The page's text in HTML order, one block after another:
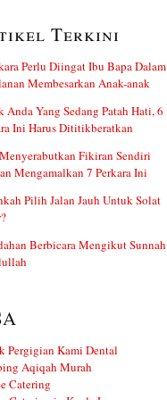
Terkini
Perlu Diingat Ibu Bapa Dalam
Membesarkan Anak-anak
Anda Yang Sedang Patah Hati, 6
Ini Harus Dititikberatkan
Fikiran Sendiri
Mengamalkan 7 Perkara Ini
Pilih Jalan Jauh Untuk Solat
Berbicara Mengikut Sunnah
Pergigian Kami Dental
Aqiqah Murah
Catering